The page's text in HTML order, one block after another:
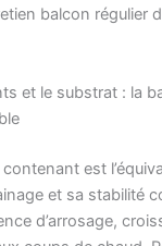
balcon régulier
et le substrat : la
est
et sa stabilité
d’arrosage,